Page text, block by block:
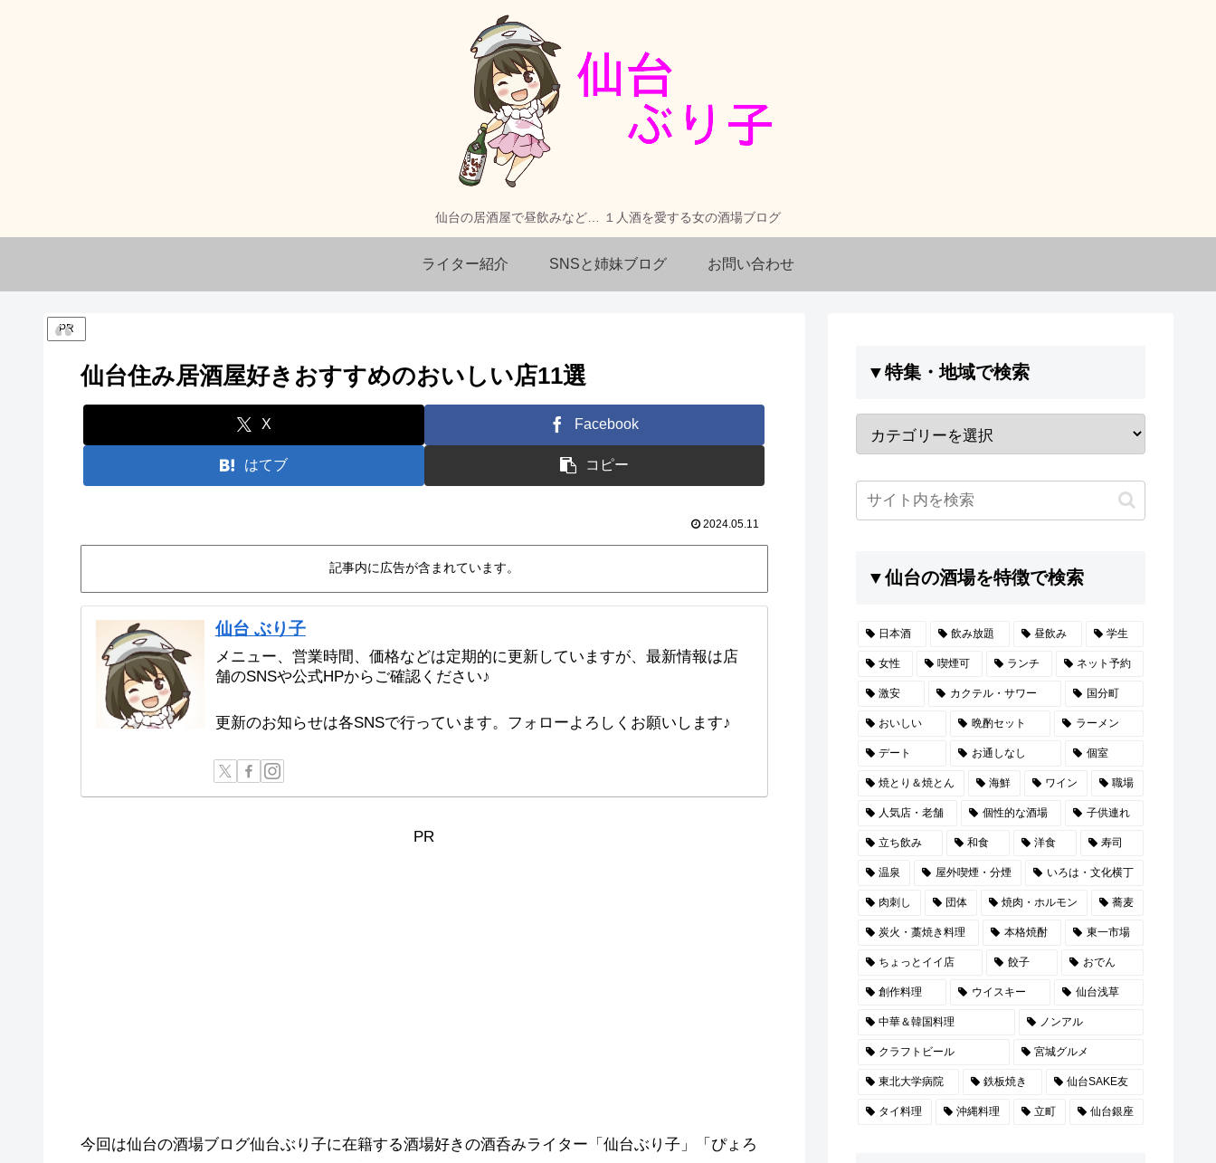
仙台の居酒屋で昼飲みなど… １人酒を愛する女の酒場ブログ
ライター紹介 SNSと姉妹ブログ お問い合わせ
PR
仙台住み居酒屋好きおすすめのおいしい店11選
X Facebook
はてブ コピー
2024.05.11
記事内に広告が含まれています。
仙台 ぶり子
メニュー、営業時間、価格などは定期的に更新していますが、最新情報は店
舗のSNSや公式HPからご確認ください♪
更新のお知らせは各SNSで行っています。フォローよろしくお願いします♪
PR
今回は仙台の酒場ブログ仙台ぶり子に在籍する酒場好きの酒呑みライター「仙台ぶり子」「ぴょろ
▼特集・地域で検索
▼仙台の酒場を特徴で検索
日本酒 飲み放題 昼飲み 学生
女性 喫煙可 ランチ ネット予約
激安 カクテル・サワー 国分町
おいしい 晩酌セット ラーメン
デート お通しなし 個室
焼とり＆焼とん 海鮮 ワイン 職場
人気店・老舗 個性的な酒場 子供連れ
立ち飲み 和食 洋食 寿司
温泉 屋外喫煙・分煙 いろは・文化横丁
肉刺し 団体 焼肉・ホルモン 蕎麦
炭火・藁焼き料理 本格焼酎 東一市場
ちょっとイイ店 餃子 おでん
創作料理 ウイスキー 仙台浅草
中華＆韓国料理 ノンアル
クラフトビール 宮城グルメ
東北大学病院 鉄板焼き 仙台SAKE友
タイ料理 沖縄料理 立町 仙台銀座